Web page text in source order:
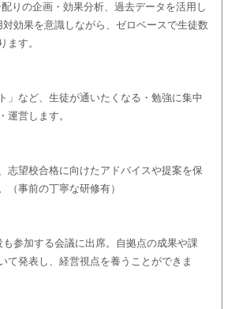
りの企画・効果分析、過去データを活用し
効果を意識しながら、ゼロベースで生徒数
ます。
」など、生徒が通いたくなる・勉強に集中
運営します。
志望校合格に向けたアドバイスや提案を保
（事前の丁寧な研修有）
も参加する会議に出席。自拠点の成果や課
て発表し、経営視点を養うことができま